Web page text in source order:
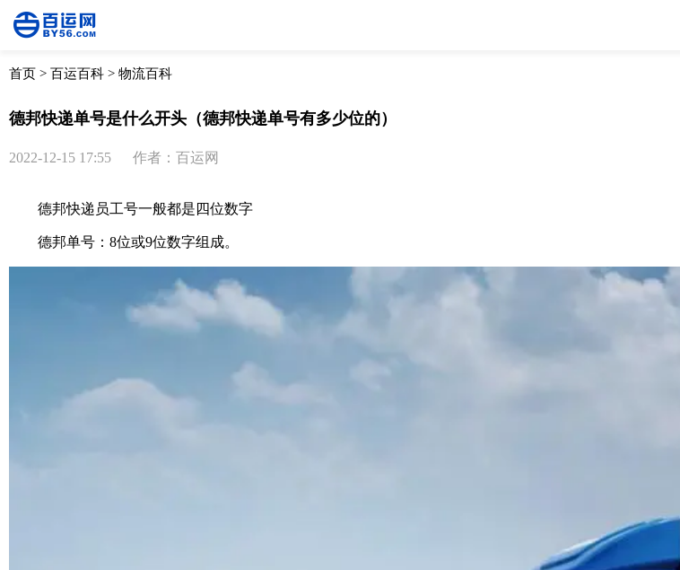
首页 > 百运百科 > 物流百科
德邦快递单号是什么开头（德邦快递单号有多少位的）
2022-12-15 17:55 作者：百运网
德邦快递员工号一般都是四位数字
德邦单号：8位或9位数字组成。